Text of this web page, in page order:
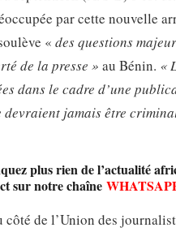
par cette nouvelle
« des questions
de la presse » au Bénin. «
dans le cadre d’une
jamais être
plus rien de l’actualité
sur notre chaîne
de l’Union des